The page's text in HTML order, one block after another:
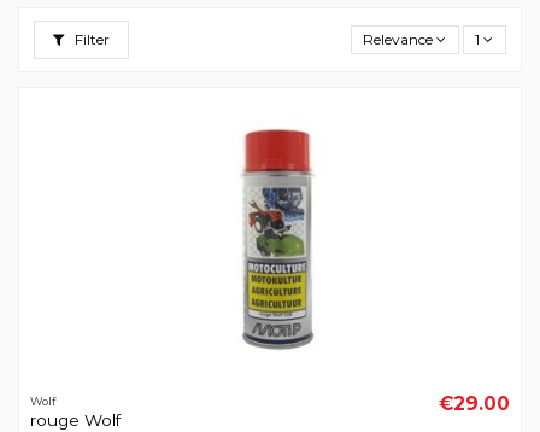
Filter Relevance 1
Wolf
rouge Wolf
€29.00